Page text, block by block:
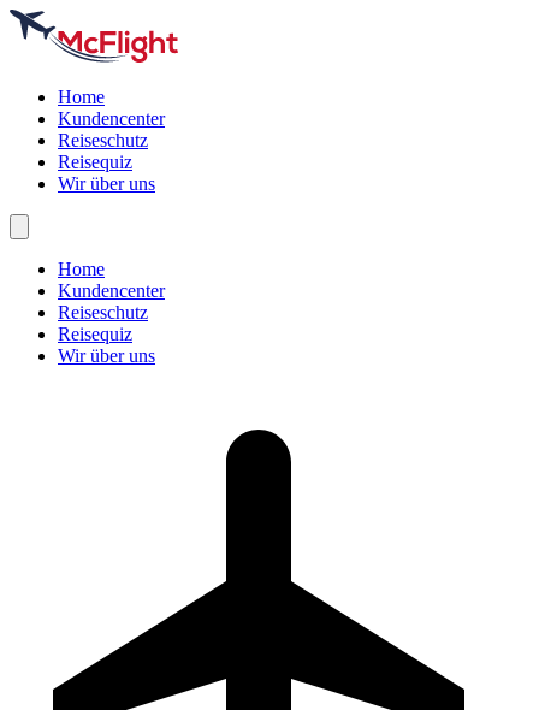
Home
Kundencenter
Reiseschutz
Reisequiz
Wir über uns
Home
Kundencenter
Reiseschutz
Reisequiz
Wir über uns